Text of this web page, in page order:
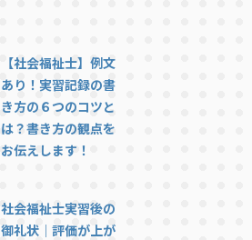
【社会福祉士】例文
あり！実習記録の書
き方の６つのコツと
は？書き方の観点を
お伝えします！
社会福祉士実習後の
御礼状｜評価が上が